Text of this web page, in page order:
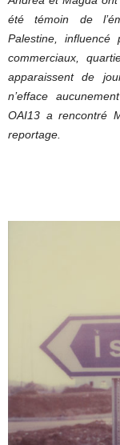
été témoin de
Palestine, influencé
commerciaux,
apparaissent de
n’efface
OAI13 a rencontré
reportage.